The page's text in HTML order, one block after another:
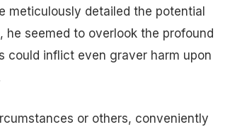
meticulously detailed the potential
seemed to overlook the profound
could inflict even graver harm upon
or others, conveniently